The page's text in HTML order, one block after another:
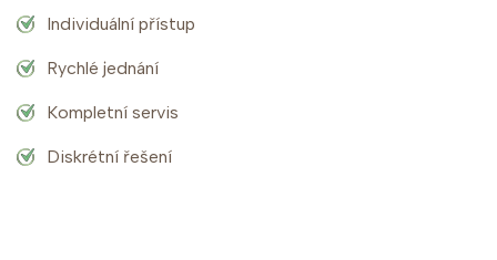
Individuální přístup
Rychlé jednání
Kompletní servis
Diskrétní řešení